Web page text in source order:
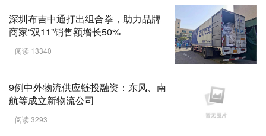
深圳布吉中通打出组合拳，助力品牌
商家“双11”销售额增长50%
阅读 13340
9例中外物流供应链投融资：东风、南
航等成立新物流公司
阅读 3293